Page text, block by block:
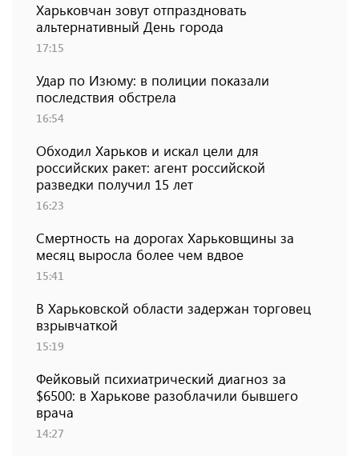
Харьковчан зовут отпраздновать
альтернативный День города
17:15
Удар по Изюму: в полиции показали
последствия обстрела
16:54
Обходил Харьков и искал цели для
российских ракет: агент российской
разведки получил 15 лет
16:23
Смертность на дорогах Харьковщины за
месяц выросла более чем вдвое
15:41
В Харьковской области задержан торговец
взрывчаткой
15:19
Фейковый психиатрический диагноз за
$6500: в Харькове разоблачили бывшего
врача
14:27